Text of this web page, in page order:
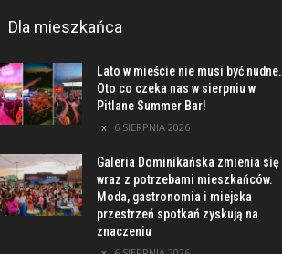
Dla mieszkańca
Lato w mieście nie musi być nudne.
Oto co czeka nas w sierpniu w
Pitlane Summer Bar!
6 SIERPNIA 2026
Galeria Dominikańska zmienia się
wraz z potrzebami mieszkańców.
Moda, gastronomia i miejska
przestrzeń spotkań zyskują na
znaczeniu